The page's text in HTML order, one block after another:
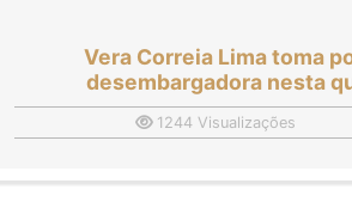
Vera Correia Lima toma
desembargadora nesta
1244 Visualizações